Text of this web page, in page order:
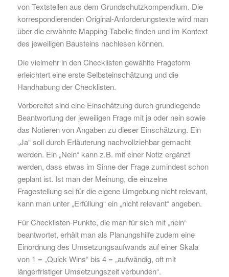
von Textstellen aus dem Grundschutzkompendium. Die
korrespondierenden Original-Anforderungstexte wird man
über die erwähnte Mapping-Tabelle finden und im Kontext
des jeweiligen Bausteins nachlesen können.
Die vielmehr in den Checklisten gewählte Frageform
erleichtert eine erste Selbsteinschätzung und die
Handhabung der Checklisten.
Vorbereitet sind eine Einschätzung durch grundlegende
Beantwortung der jeweiligen Frage mit ja oder nein sowie
das Notieren von Angaben zu dieser Einschätzung. Ein
„Ja“ soll durch Erläuterung nachvollziehbar gemacht
werden. Ein „Nein“ kann z.B. mit einer Notiz ergänzt
werden, dass etwas im Sinne der Frage zumindest schon
geplant ist. Ist man der Meinung, die einzelne
Fragestellung sei für die eigene Umgebung nicht relevant,
kann man unter „Erfüllung“ ein „nicht relevant“ angeben.
Für Checklisten-Punkte, die man für sich mit „nein“
beantwortet, erhält man als Planungshilfe zudem eine
Einordnung des Umsetzungsaufwands auf einer Skala
von 1 = „Quick Wins“ bis 4 = „aufwändig, oft mit
längerfristiger Umsetzungszeit verbunden“.